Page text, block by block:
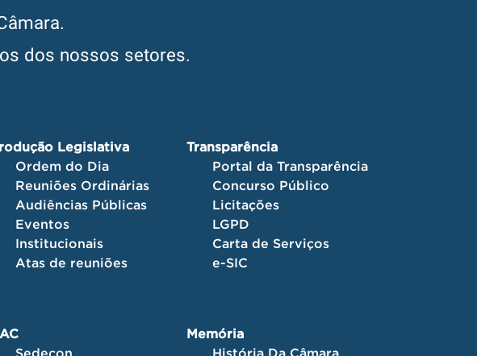
dos nossos setores.
Legislativa
Ordem do Dia
Reuniões Ordinárias
Audiências Públicas
Eventos
Institucionais
Atas de reuniões
Transparência
Portal da Transparência
Concurso Público
Licitações
LGPD
Carta de Serviços
e-SIC
Sedecon
Memória
História Da Câmara